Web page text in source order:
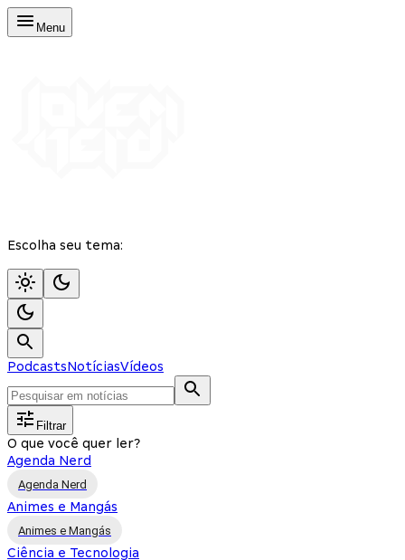
Menu
Escolha seu tema:
PodcastsNotíciasVídeos
Filtrar
O que você quer ler?
Agenda Nerd
Agenda Nerd
Animes e Mangás
Animes e Mangás
Ciência e Tecnologia